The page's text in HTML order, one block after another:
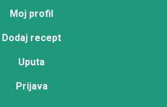
Moj profil
Dodaj recept
Uputa
Prijava